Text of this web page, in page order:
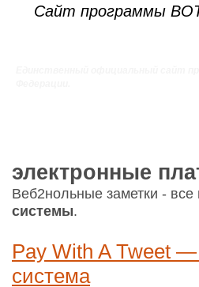
Сайт программы
электронные
Веб2нольные заметки - все
системы.
Pay With A Tweet
система